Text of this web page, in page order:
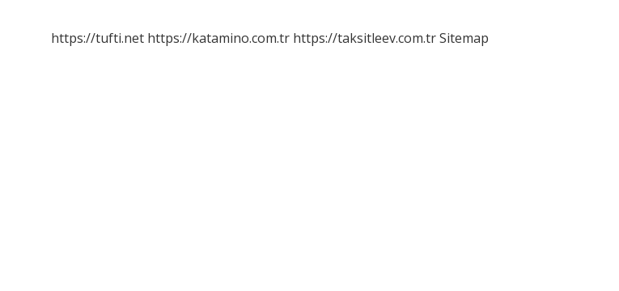
https://tufti.net https://katamino.com.tr https://taksitleev.com.trSitemap